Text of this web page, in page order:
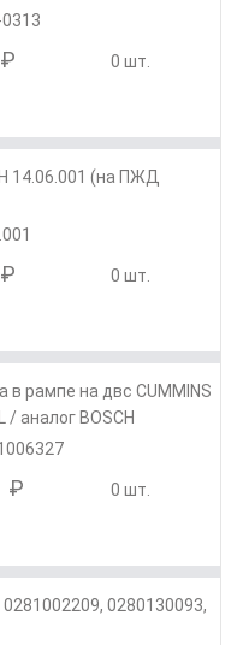
0 шт.
14.06.001 (на ПЖД
0 шт.
рампе на двс CUMMINS
/ аналог BOSCH
₽ 0 шт.
0280130093,